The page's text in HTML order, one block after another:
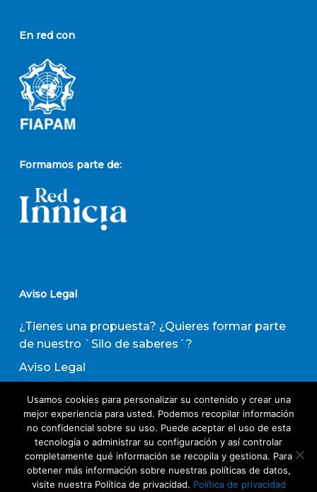
En red con
Formamos parte de:
Aviso Legal
¿Tienes una propuesta? ¿Quieres formar parte
de nuestro `Silo de saberes´?
Aviso Legal
Política de Transparencia
Política de Evaluación de Proveedores
Suscribirse a nuestro boletín de actividades
Usamos cookies para personalizar su contenido y crear una
mejor experiencia para usted. Podemos recopilar información
no confidencial sobre su uso. Puede aceptar el uso de esta
tecnología o administrar su configuración y así controlar
completamente qué información se recopila y gestiona. Para
obtener más información sobre nuestras políticas de datos,
visite nuestra Política de privacidad. Política de privacidad